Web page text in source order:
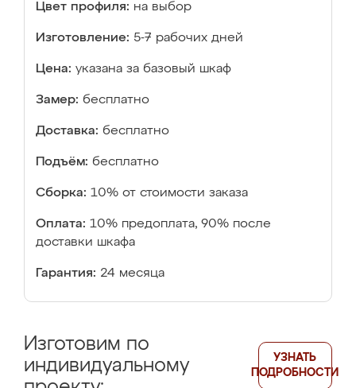
Цвет профиля: на выбор
Изготовление: 5-7 рабочих дней
Цена: указана за базовый шкаф
Замер: бесплатно
Доставка: бесплатно
Подъём: бесплатно
Сборка: 10% от стоимости заказа
Оплата: 10% предоплата, 90% после
доставки шкафа
Гарантия: 24 месяца
Изготовим по
индивидуальному
УЗНАТЬ
ПОДРОБНОСТИ